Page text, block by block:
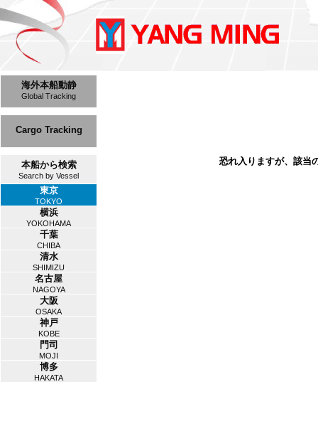
海外本船動静
Global Tracking
Cargo Tracking
本船から検索
Search by Vessel
東京
TOKYO
横浜
YOKOHAMA
千葉
CHIBA
清水
SHIMIZU
名古屋
NAGOYA
大阪
OSAKA
神戸
KOBE
門司
MOJI
博多
HAKATA
恐れ入りますが、該当